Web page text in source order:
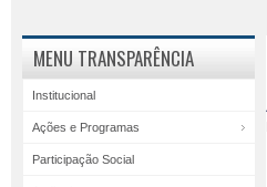
MENU TRANSPARÊNCIA
Institucional
Ações e Programas
Participação Social